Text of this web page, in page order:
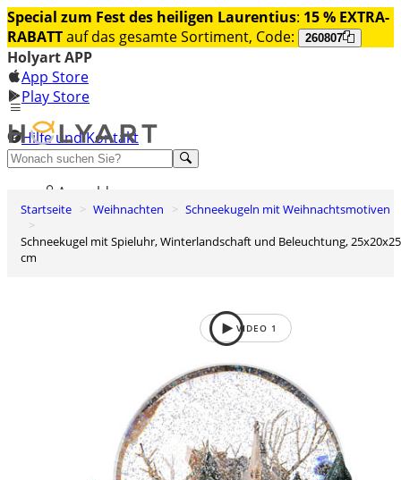
Special zum Fest des heiligen Laurentius: 15 % EXTRA-
RABATTauf das gesamte Sortiment, Code: 260807
Holyart APP
App Store
Play Store
Hilfe und Kontakt
Entdecken Sie Premium
Anmelden
Wunschliste
0
Startseite Weihnachten
Schneekugeln mit Weihnachtsmotiven
Schneekugel mit Spieluhr, Winterlandschaft und Beleuchtung, 25x20x25
cm
VIDEO 1